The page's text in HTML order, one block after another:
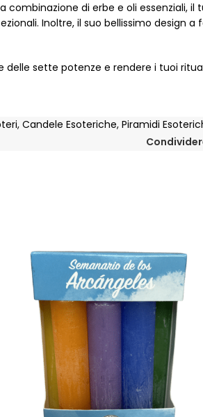
di erbe e oli essenziali,
Inoltre, il suo bellissimo design
delle sette potenze e rendere i tuoi
, Candele Esoteriche, Piramidi